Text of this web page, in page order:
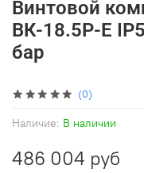
(0)
Наличие: В наличии
Винтовой
ВК-18.5Р-Е
бар
486 004 руб